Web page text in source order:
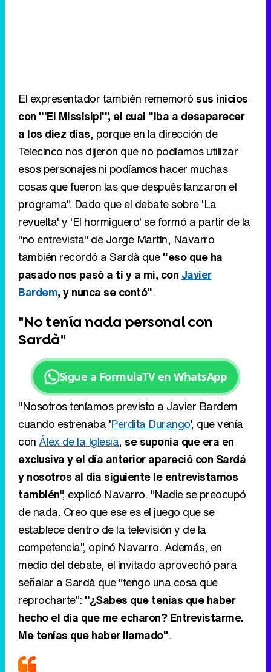
El expresentador también rememoró sus inicios
con "'El Missisipi'", el cual "iba a desaparecer
a los diez días, porque en la dirección de
Telecinco nos dijeron que no podíamos utilizar
esos personajes ni podíamos hacer muchas
cosas que fueron las que después lanzaron el
programa". Dado que el debate sobre 'La
revuelta' y 'El hormiguero' se formó a partir de la
"no entrevista" de Jorge Martín, Navarro
también recordó a Sardà que"eso que ha
pasado nos pasó a ti y a mí, con Javier
Bardem, y nunca se contó".
"No tenía nada personal con
Sardà"
Sigue a FormulaTV en WhatsApp
"Nosotros teníamos previsto a Javier Bardem
cuando estrenaba 'Perdita Durango', que venía
conÁlex de la Iglesia, se suponía que era en
exclusiva y el día anterior apareció con Sardá
y nosotros al día siguiente le entrevistamos
también", explicó Navarro. "Nadie se preocupó
de nada. Creo que ese es el juego que se
establece dentro de la televisión y de la
competencia", opinó Navarro. Además, en
medio del debate, el invitado aprovechó para
señalar a Sardà que "tengo una cosa que
reprocharte": "¿Sabes que tenías que haber
hecho el día que me echaron? Entrevistarme.
Me tenías que haber llamado".